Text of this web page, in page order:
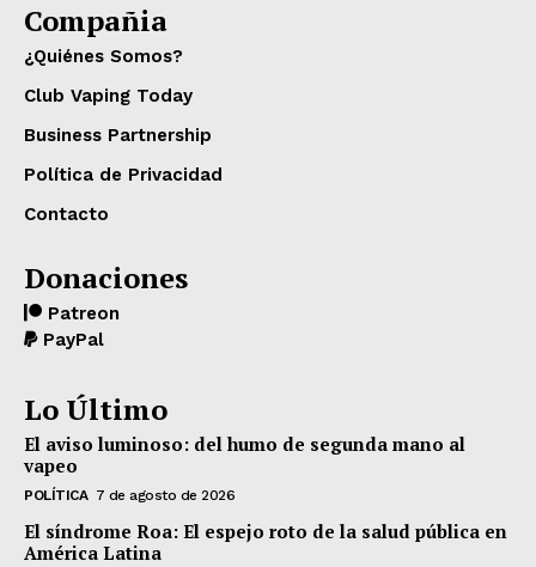
Compañia
¿Quiénes Somos?
Club Vaping Today
Business Partnership
Política de Privacidad
Contacto
Donaciones
Patreon
PayPal
Lo Último
El aviso luminoso: del humo de segunda mano al
vapeo
POLÍTICA 7 de agosto de 2026
El síndrome Roa: El espejo roto de la salud pública en
América Latina